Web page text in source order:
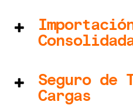
Sepa Mas [+]
Seguro de
Cargas